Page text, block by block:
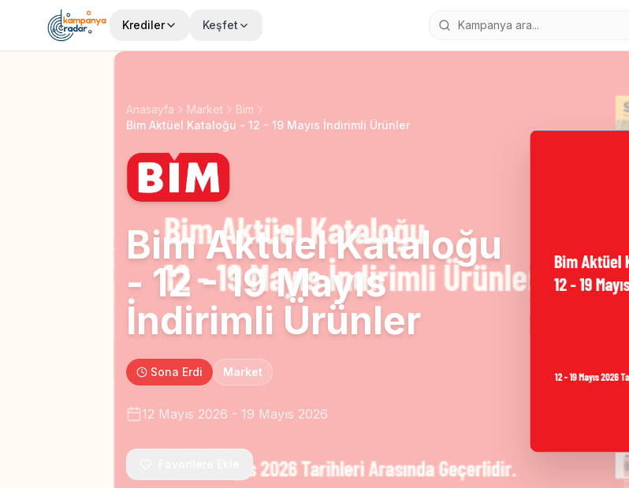
Krediler Keşfet
Anasayfa Market
Bim
Bim Aktüel Kataloğu - 12 - 19 Mayıs İndirimli Ürünler
Bim Aktüel Kataloğu
- 12 - 19 Mayıs
İndirimli Ürünler
Sona Erdi Market
12 Mayıs 2026 - 19 Mayıs 2026